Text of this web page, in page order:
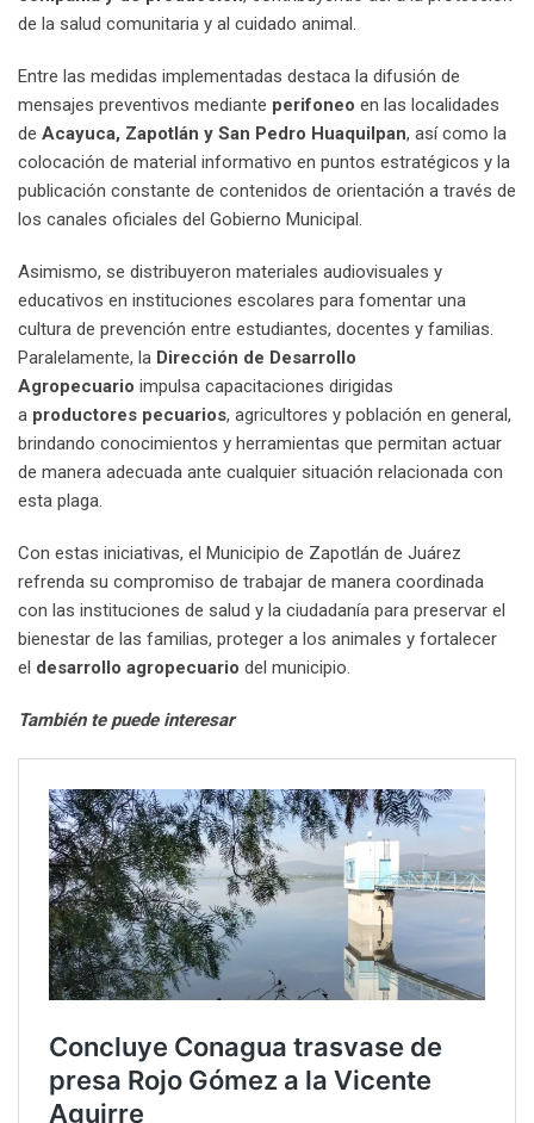
de la salud comunitaria y al cuidado animal.
Entre las medidas implementadas destaca la difusión de
mensajes preventivos mediante perifoneo en las localidades
de Acayuca, Zapotlán y San Pedro Huaquilpan, así como la
colocación de material informativo en puntos estratégicos y la
publicación constante de contenidos de orientación a través de
los canales oficiales del Gobierno Municipal.
Asimismo, se distribuyeron materiales audiovisuales y
educativos en instituciones escolares para fomentar una
cultura de prevención entre estudiantes, docentes y familias.
Paralelamente, la Dirección de Desarrollo
Agropecuario impulsa capacitaciones dirigidas
a productores pecuarios, agricultores y población en general,
brindando conocimientos y herramientas que permitan actuar
de manera adecuada ante cualquier situación relacionada con
esta plaga.
Con estas iniciativas, el Municipio de Zapotlán de Juárez
refrenda su compromiso de trabajar de manera coordinada
con las instituciones de salud y la ciudadanía para preservar el
bienestar de las familias, proteger a los animales y fortalecer
el desarrollo agropecuario del municipio.
También te puede interesar